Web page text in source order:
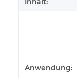
Inhalt:
Anwendung: